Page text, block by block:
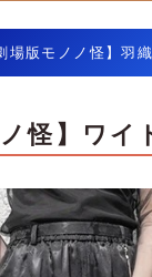
場版モノノ怪】羽織
ノ怪】ワイ